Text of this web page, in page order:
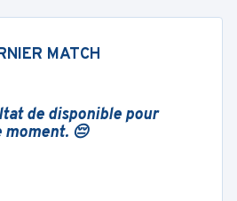
MATCH
de disponible pour
moment. 😔